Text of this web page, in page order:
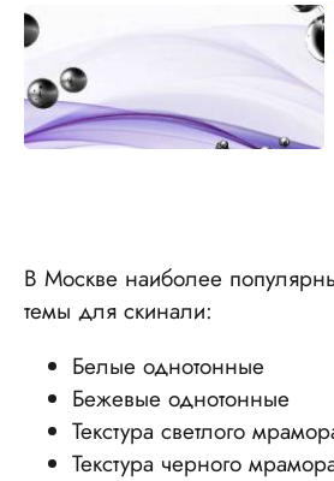
В Москве наиболее
темы для скинали:
Белые однотонные
Бежевые однотонные
Текстура светлого
Текстура черного